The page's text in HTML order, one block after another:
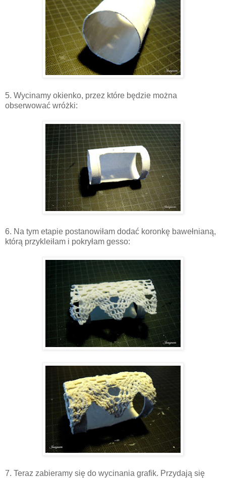
5. Wycinamy okienko, przez które będzie można
obserwować wróżki:
6. Na tym etapie postanowiłam dodać koronkę bawełnianą,
którą przykleiłam i pokryłam gesso:
7. Teraz zabieramy się do wycinania grafik. Przydają się